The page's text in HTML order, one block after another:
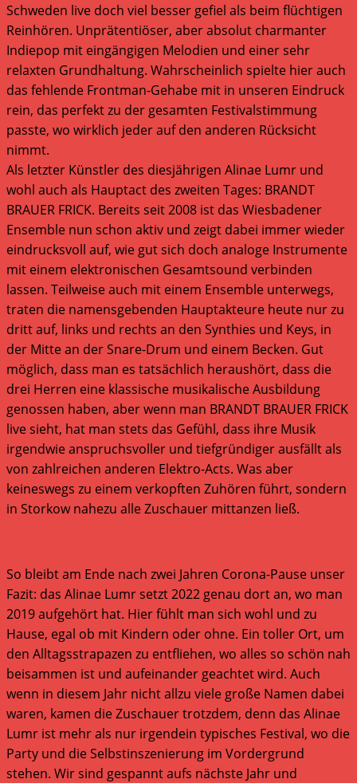
Schweden live doch viel besser gefiel als beim flüchtigen
Reinhören. Unprätentiöser, aber absolut charmanter
Indiepop mit eingängigen Melodien und einer sehr
relaxten Grundhaltung. Wahrscheinlich spielte hier auch
das fehlende Frontman-Gehabe mit in unseren Eindruck
rein, das perfekt zu der gesamten Festivalstimmung
passte, wo wirklich jeder auf den anderen Rücksicht
nimmt.
Als letzter Künstler des diesjährigen Alinae Lumr und
wohl auch als Hauptact des zweiten Tages: BRANDT
BRAUER FRICK. Bereits seit 2008 ist das Wiesbadener
Ensemble nun schon aktiv und zeigt dabei immer wieder
eindrucksvoll auf, wie gut sich doch analoge Instrumente
mit einem elektronischen Gesamtsound verbinden
lassen. Teilweise auch mit einem Ensemble unterwegs,
traten die namensgebenden Hauptakteure heute nur zu
dritt auf, links und rechts an den Synthies und Keys, in
der Mitte an der Snare-Drum und einem Becken. Gut
möglich, dass man es tatsächlich heraushört, dass die
drei Herren eine klassische musikalische Ausbildung
genossen haben, aber wenn man BRANDT BRAUER FRICK
live sieht, hat man stets das Gefühl, dass ihre Musik
irgendwie anspruchsvoller und tiefgründiger ausfällt als
von zahlreichen anderen Elektro-Acts. Was aber
keineswegs zu einem verkopften Zuhören führt, sondern
in Storkow nahezu alle Zuschauer mittanzen ließ.
So bleibt am Ende nach zwei Jahren Corona-Pause unser
Fazit: das Alinae Lumr setzt 2022 genau dort an, wo man
2019 aufgehört hat. Hier fühlt man sich wohl und zu
Hause, egal ob mit Kindern oder ohne. Ein toller Ort, um
den Alltagsstrapazen zu entfliehen, wo alles so schön nah
beisammen ist und aufeinander geachtet wird. Auch
wenn in diesem Jahr nicht allzu viele große Namen dabei
waren, kamen die Zuschauer trotzdem, denn das Alinae
Lumr ist mehr als nur irgendein typisches Festival, wo die
Party und die Selbstinszenierung im Vordergrund
stehen. Wir sind gespannt aufs nächste Jahr und